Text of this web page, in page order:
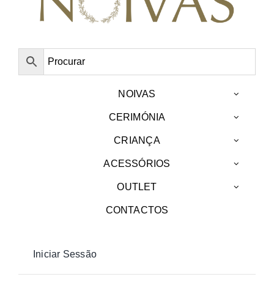
NOIVAS
CERIMÓNIA
CRIANÇA
ACESSÓRIOS
OUTLET
CONTACTOS
Iniciar Sessão